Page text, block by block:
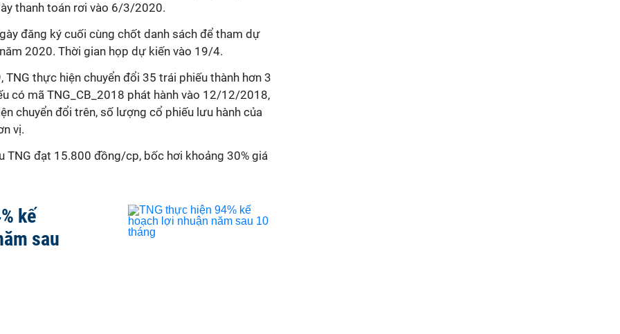
thanh toán rơi vào 6/3/2020.
đăng ký cuối cùng chốt danh sách để tham dự
2020. Thời gian họp dự kiến vào 19/4.
thực hiện chuyển đổi 35 trái phiếu thành hơn 3
có mã TNG_CB_2018 phát hành vào 12/12/2018,
chuyển đổi trên, số lượng cổ phiếu lưu hành của
vị.
TNG đạt 15.800 đồng/cp, bốc hơi khoảng 30% giá
kế
sau